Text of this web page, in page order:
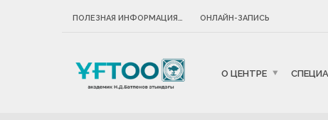
ПОЛЕЗНАЯ ИНФОРМАЦИЯ… ОНЛАЙН-ЗАПИСЬ
О ЦЕНТРЕ